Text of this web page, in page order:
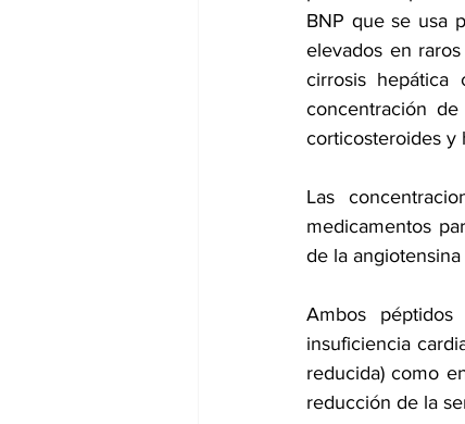
BNP que se usa
elevados en
cirrosis hepática
concentración
corticosteroides y
Las
medicamentos
de la
Ambos
insuficiencia
reducida) como
reducción de la